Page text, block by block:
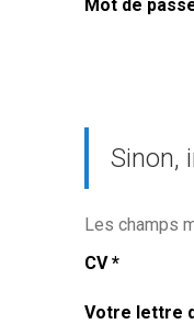
Mot de
Sinon,
Les champs
CV *
Votre lettre